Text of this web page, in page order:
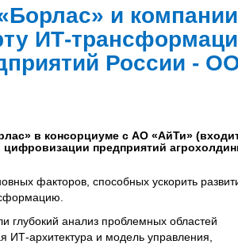
и компании
ИТ-
России -
в консорциуме с АО «АйТи»
предприятий
факторов, способных ускорить
анализ проблемных областей
ИТ-архитектура и модель управления,